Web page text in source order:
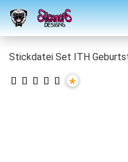
Stickdatei Set ITH
*